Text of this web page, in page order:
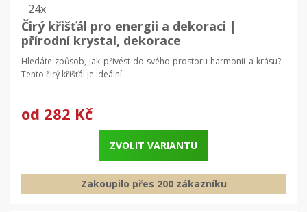
24x
Čirý křišťál pro energii a dekoraci |
přírodní krystal, dekorace
Hledáte způsob, jak přivést do svého prostoru harmonii a krásu?
Tento čirý křišťál je ideální...
od 282 Kč
ZVOLIT VARIANTU
Zakoupilo přes 200 zákazníku